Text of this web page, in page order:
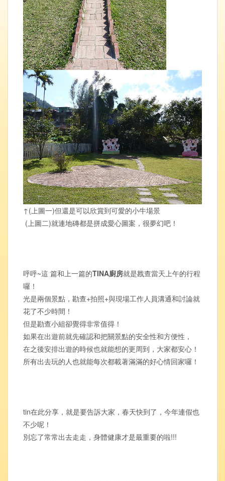
↑(上圖一)但還是可以欣賞到可愛的小牛場景
(上圖二)就連地磚都是拼成愛心圖案，很夢幻吧！
呼呼~這 篇和上一篇的TINA廚房就是戡查當天上午的行程
囉！
光是兩個景點，勘查+拍照+與現場工作人員溝通和討論就
花了不少時間！
但是勘查小組卻覺得非常值得！
如果在出遊前就先確認和把關景點的安全性和方便性，
在之後安排出遊的時候也就能想的更周到，大家都安心！
所有出去玩的人也就能每次都載著滿滿的好心情回家囉！
tin在此分享，就是要告訴大家，春天快到了，今年連假也
不少呢！
別忘了常常出去走走，身體健康才是最重要的啦!!!